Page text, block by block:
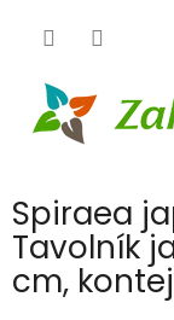
Spiraea
Tavolník
cm,